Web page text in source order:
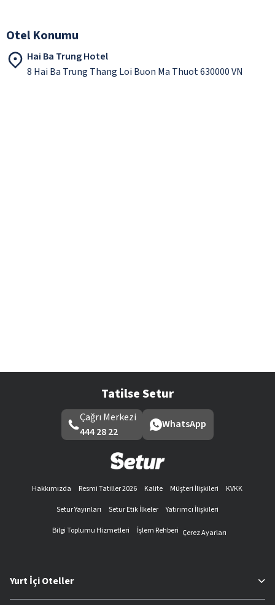
Otel Konumu
Hai Ba Trung Hotel
8 Hai Ba Trung Thang Loi Buon Ma Thuot 630000 VN
Tatilse Setur
Çağrı Merkezi
444 28 22
WhatsApp
Hakkımızda Resmi Tatiller 2026 Kalite Müşteri İlişkileri
KVKK
Setur Yayınları
Setur Etik İlkeler
Yatırımcı İlişkileri
Bilgi Toplumu Hizmetleri
İşlem Rehberi Çerez Ayarları
Yurt İçi Oteller